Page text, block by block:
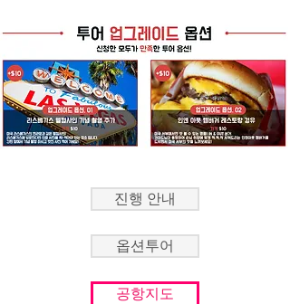
진행 안내
옵션투어
공항지도